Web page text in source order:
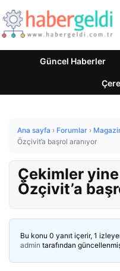
Güncel Haberler
Ana sayfa › Forumlar ›
Özçivit’a başrol aranıyor
Çekimler
Özçivit’a
Bu konu 0 yanıt içerir, 1
admin tarafından